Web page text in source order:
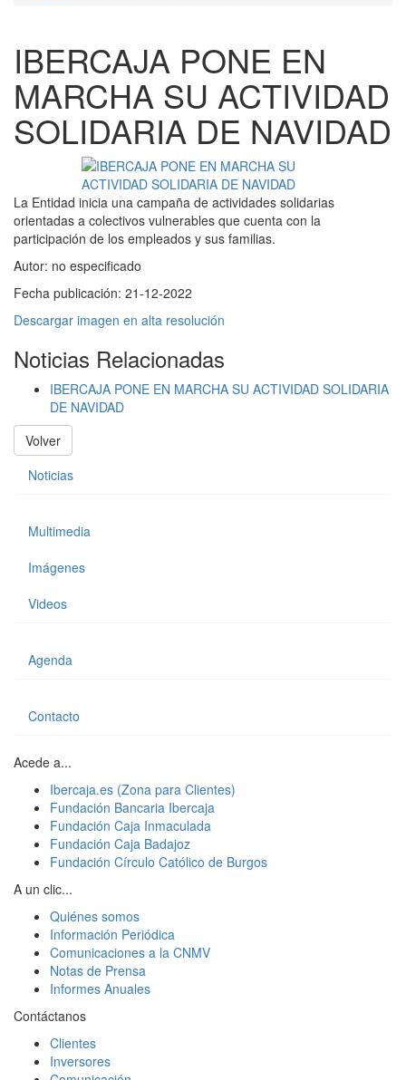
IBERCAJA PONE EN
MARCHA SU ACTIVIDAD
SOLIDARIA DE NAVIDAD
La Entidad inicia una campaña de actividades solidarias
orientadas a colectivos vulnerables que cuenta con la
participación de los empleados y sus familias.
Autor: no especificado
Fecha publicación: 21-12-2022
Descargar imagen en alta resolución
Noticias Relacionadas
IBERCAJA PONE EN MARCHA SU ACTIVIDAD SOLIDARIA
DE NAVIDAD
Volver
Noticias
Multimedia
Imágenes
Videos
Agenda
Contacto
Acede a...
Ibercaja.es (Zona para Clientes)
Fundación Bancaria Ibercaja
Fundación Caja Inmaculada
Fundación Caja Badajoz
Fundación Círculo Católico de Burgos
A un clic...
Quiénes somos
Información Periódica
Comunicaciones a la CNMV
Notas de Prensa
Informes Anuales
Contáctanos
Clientes
Inversores